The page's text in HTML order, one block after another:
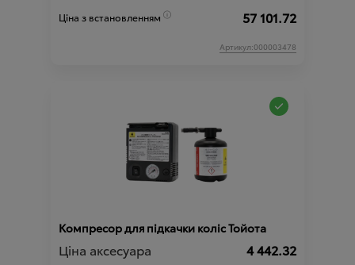
Ціна з встановленням 57 101.72
Артикул:000003478
Компресор для підкачки коліс Тойота
Ціна аксесуара 4 442.32